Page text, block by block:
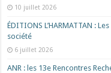
10 juillet 2026
ÉDITIONS L’HARMATTAN :
société
6 juillet 2026
ANR : les 13e Rencontres